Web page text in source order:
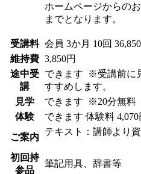
ホームページからの
までとなります。
受講料 会員 3か月 10回
維持費 3,850円
途中受
講
できます
※受講前に
すすめします。
見学
できます
※20分無料
体験
できます 体験料
ご案内
テキスト：講師より
初回持
参品
筆記用具、辞書等